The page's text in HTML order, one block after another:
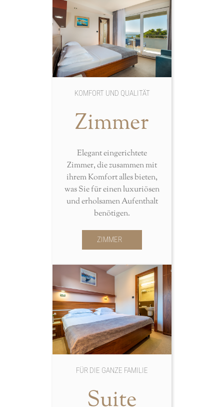
KOMFORT UND QUALITÄT
Zimmer
Elegant eingerichtete
Zimmer, die zusammen mit
ihrem Komfort alles bieten,
was Sie für einen luxuriösen
und erholsamen Aufenthalt
benötigen.
ZIMMER
FÜR DIE GANZE FAMILIE
Suite